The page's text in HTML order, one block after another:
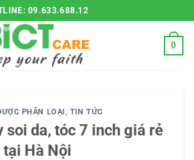
09.633.688.12
0
PHÂN LOẠI, TIN TỨC
soi da, tóc 7 inch giá rẻ
tại Hà Nội